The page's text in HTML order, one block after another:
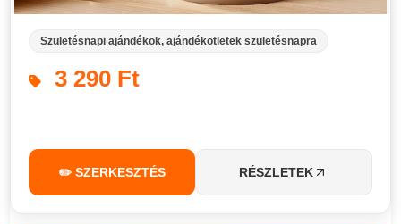
Születésnapi ajándékok, ajándékötletek születésnapra
3 290 Ft
✏️ SZERKESZTÉS RÉSZLETEK